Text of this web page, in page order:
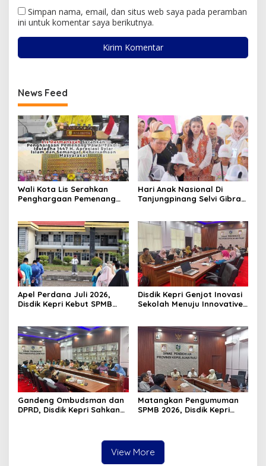
Simpan nama, email, dan situs web saya pada peramban
ini untuk komentar saya berikutnya.
News Feed
Wali Kota Lis Serahkan
Penghargaan Pemenang
Hidupkan Syiar Islam
Hari Anak Nasional Di
Tanjungpinang Selvi Gibran
Apel Perdana Juli 2026,
Disdik Kepri Kebut SPMB
Disdik Kepri Genjot Inovasi
Sekolah Menuju Innovative
Gandeng Ombudsman dan
DPRD, Disdik Kepri Sahkan
Matangkan Pengumuman
SPMB 2026, Disdik Kepri
View More